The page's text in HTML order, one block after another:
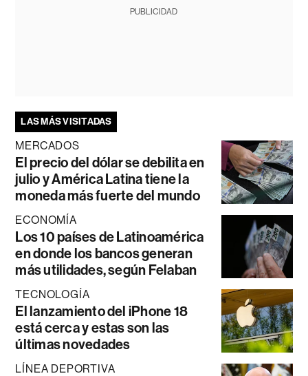
PUBLICIDAD
LAS MÁS VISITADAS
MERCADOS
El precio del dólar se debilita en
julio y América Latina tiene la
moneda más fuerte del mundo
ECONOMÍA
Los 10 países de Latinoamérica
en donde los bancos generan
más utilidades, según Felaban
TECNOLOGÍA
El lanzamiento del iPhone 18
está cerca y estas son las
últimas novedades
LÍNEA DEPORTIVA